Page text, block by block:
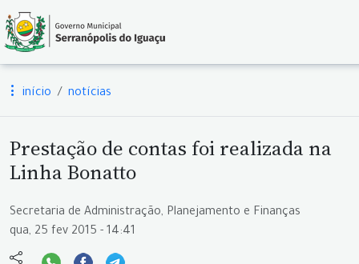
início notícias
Prestação de contas foi realizada na
Linha Bonatto
Secretaria de Administração, Planejamento e Finanças
qua, 25 fev 2015 - 14:41